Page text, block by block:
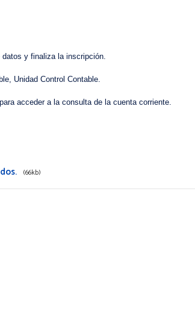
y finaliza la inscripción.
Unidad Control Contable.
acceder a la consulta de la cuenta corriente.
(66kb)